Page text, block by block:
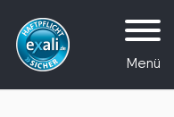
Menü